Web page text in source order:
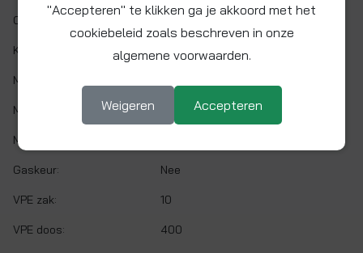
O-ring: NITRIL (NBR)
Kleur: Grijs
Min. werktemp.:
Max. werktemp.:
Max. werkdruk:
Gaskeur: Nee
VPE zak: 10
VPE doos: 400
"Accepteren" te klikken ga je akkoord met het
cookiebeleid zoals beschreven in onze
algemene voorwaarden.
Weigeren Accepteren